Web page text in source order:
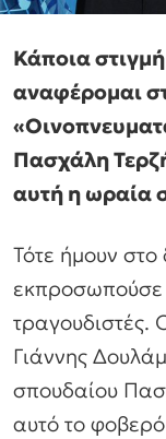
Κάποια
αναφέρομαι
Πασχάλη
αυτή η ωραία
Τότε ήμουν
εκπροσωπούσε
Γιάννης
σπουδαίου
αυτό το